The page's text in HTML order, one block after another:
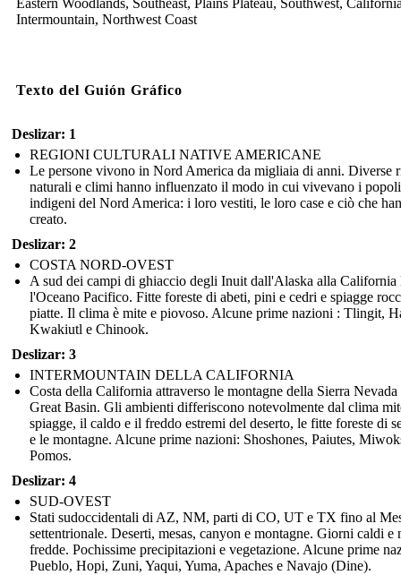
Intermountain, Northwest Coast
Texto del Guión Gráfico
Deslizar: 1
REGIONI CULTURALI NATIVE AMERICANE
Le persone vivono in Nord America da migliaia di anni. Diverse
naturali e climi hanno influenzato il modo in cui vivevano i popoli
indigeni del Nord America: i loro vestiti, le loro case e ciò che
creato.
Deslizar: 2
COSTA NORD-OVEST
A sud dei campi di ghiaccio degli Inuit dall'Alaska alla California
l'Oceano Pacifico. Fitte foreste di abeti, pini e cedri e spiagge
piatte. Il clima è mite e piovoso. Alcune prime nazioni : Tlingit,
Kwakiutl e Chinook.
Deslizar: 3
INTERMOUNTAIN DELLA CALIFORNIA
Costa della California attraverso le montagne della Sierra Nevada
Great Basin. Gli ambienti differiscono notevolmente dal clima
spiagge, il caldo e il freddo estremi del deserto, le fitte foreste di
e le montagne. Alcune prime nazioni: Shoshones, Paiutes,
Pomos.
Deslizar: 4
SUD-OVEST
Stati sudoccidentali di AZ, NM, parti di CO, UT e TX fino al
settentrionale. Deserti, mesas, canyon e montagne. Giorni caldi e
fredde. Pochissime precipitazioni e vegetazione. Alcune prime
Pueblo, Hopi, Zuni, Yaqui, Yuma, Apaches e Navajo (Dine).